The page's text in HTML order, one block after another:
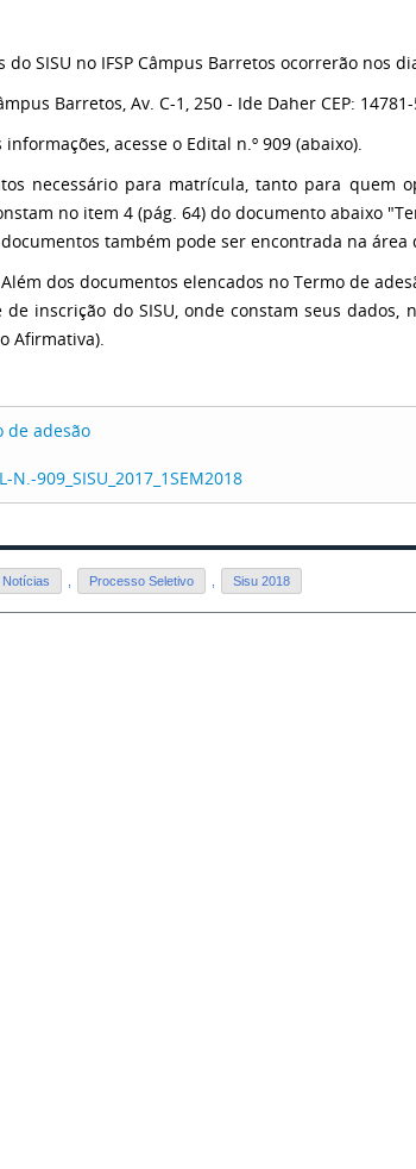
do SISU no IFSP Câmpus Barretos ocorrerão nos
Barretos, Av. C-1, 250 - Ide Daher CEP:
informações, acesse o Edital n.º 909 (abaixo).
necessário para matrícula, tanto para quem
no item 4 (pág. 64) do documento abaixo
também pode ser encontrada na área
dos documentos elencados no Termo de
de inscrição do SISU, onde constam seus
Afirmativa).
de adesão
N.-909_SISU_2017_1SEM2018
Notícias Processo Seletivo Sisu 2018